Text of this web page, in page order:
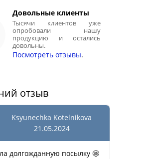
Довольные клиенты
Тысячи клиентов уже
опробовали нашу
продукцию и остались
довольны.
Посмотреть отзывы.
отзыв
Ksyunechka Kotelnikova
21.05.2024
долгожданную посылку 🤩